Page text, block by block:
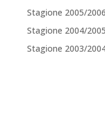
Stagione 2005/2006
Stagione 2004/2005
Stagione 2003/